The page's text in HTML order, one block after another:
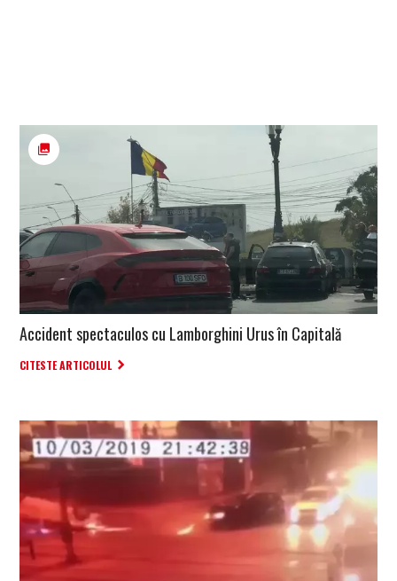
Accident spectaculos cu Lamborghini Urus în Capitală
CITESTE ARTICOLUL